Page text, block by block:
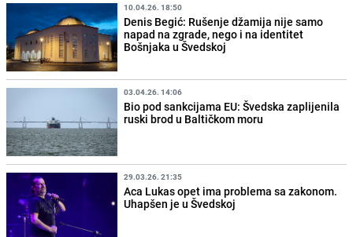
10.04.26. 18:50
Denis Begić: Rušenje džamija nije samo
napad na zgrade, nego i na identitet
Bošnjaka u Švedskoj
03.04.26. 14:06
Bio pod sankcijama EU: Švedska zaplijenila
ruski brod u Baltičkom moru
29.03.26. 21:35
Aca Lukas opet ima problema sa zakonom.
Uhapšen je u Švedskoj